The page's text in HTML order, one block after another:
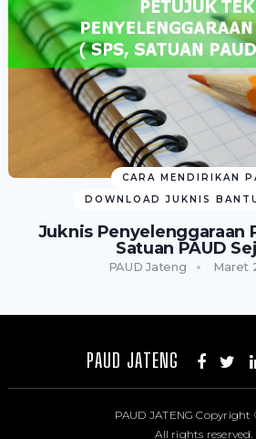
CARA MENDIRIKAN
DOWNLOAD JUKNIS
Juknis Penyelenggaraan
Satuan PAUD
PAUD Jateng Maret
PAUD JATENG
PAUD JATENG Copyright
All rights reserved.